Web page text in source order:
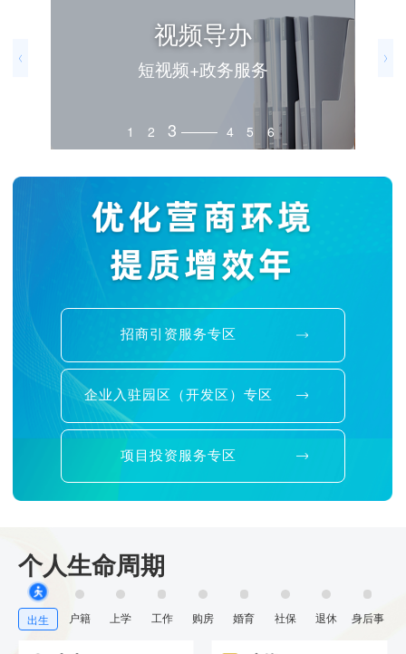
视频导办
短视频+政务服务
1 2 3 4 5 6
招商引资服务专区
企业入驻园区（开发区）专区
项目投资服务专区
个人生命周期
出生 户籍 上学 工作 购房 婚育 社保 退休 身后事